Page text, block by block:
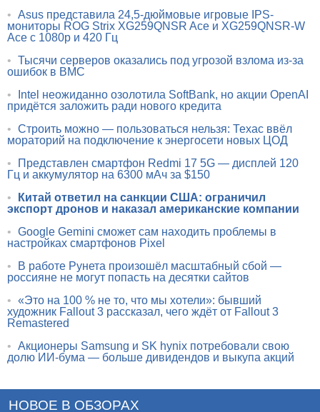
• Asus представила 24,5-дюймовые игровые IPS-
мониторы ROG Strix XG259QNSR Ace и XG259QNSR-W
Ace с 1080p и 420 Гц
• Тысячи серверов оказались под угрозой взлома из-за
ошибок в BMC
•
Intel неожиданно озолотила SoftBank, но акции OpenAI
придётся заложить ради нового кредита
• Строить можно — пользоваться нельзя: Техас ввёл
мораторий на подключение к энергосети новых ЦОД
•
Представлен смартфон Redmi 17 5G — дисплей 120
Гц и аккумулятор на 6300 мАч за $150
•
Китай ответил на санкции США: ограничил
экспорт дронов и наказал американские компании
• Google Gemini сможет сам находить проблемы в
настройках смартфонов Pixel
•
В работе Рунета произошёл масштабный сбой —
россияне не могут попасть на десятки сайтов
• «Это на 100 % не то, что мы хотели»: бывший
художник Fallout 3 рассказал, чего ждёт от Fallout 3
Remastered
• Акционеры Samsung и SK hynix потребовали свою
долю ИИ-бума — больше дивидендов и выкупа акций
НОВОЕ В ОБЗОРАХ